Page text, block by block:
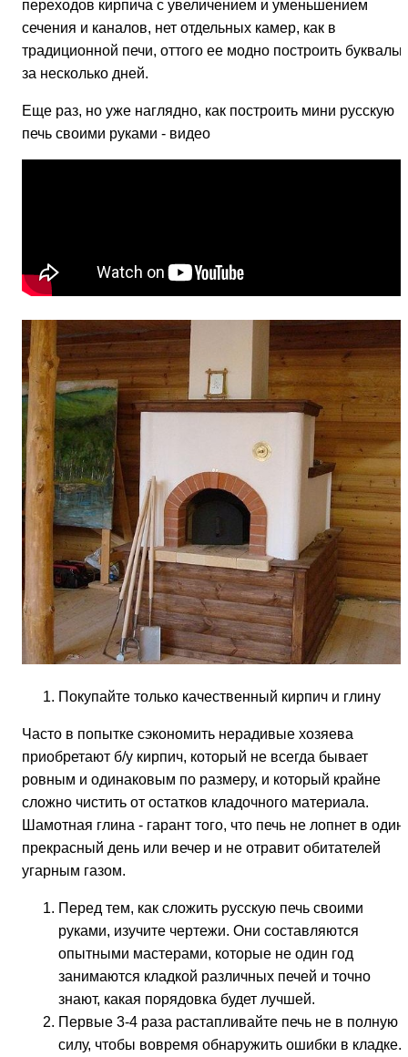
переходов кирпича с увеличением и уменьшением
сечения и каналов, нет отдельных камер, как в
традиционной печи, оттого ее модно построить
за несколько дней.
Еще раз, но уже наглядно, как построить мини русскую
печь своими руками - видео
Покупайте только качественный кирпич и глину
Часто в попытке сэкономить нерадивые хозяева
приобретают б/у кирпич, который не всегда бывает
ровным и одинаковым по размеру, и который крайне
сложно чистить от остатков кладочного материала.
Шамотная глина - гарант того, что печь не лопнет в один
прекрасный день или вечер и не отравит обитателей
угарным газом.
Перед тем, как сложить русскую печь своими
руками, изучите чертежи. Они составляются
опытными мастерами, которые не один год
занимаются кладкой различных печей и точно
знают, какая порядовка будет лучшей.
Первые 3-4 раза растапливайте печь не в полную
силу, чтобы вовремя обнаружить ошибки в кладке.